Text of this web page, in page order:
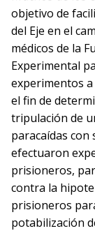
objetivo de
del Eje en el
médicos de la
Experimental
experimentos
el fin de
tripulación de
paracaídas con
efectuaron
prisioneros,
contra la
prisioneros
potabilización